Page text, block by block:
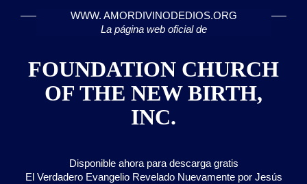
WWW. AMORDIVINODEDIOS.ORG
La página web oficial de
FOUNDATION CHURCH
OF THE NEW BIRTH,
INC.
Disponible ahora para descarga gratis
El Verdadero Evangelio Revelado Nuevamente por Jesús